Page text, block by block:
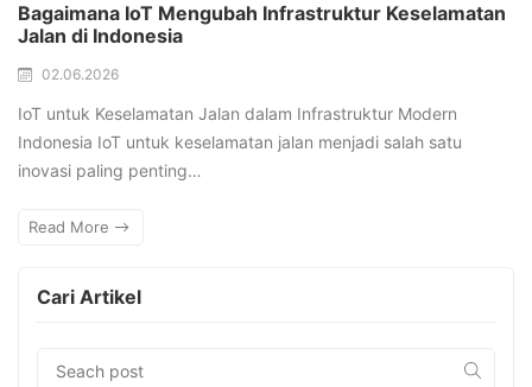
Bagaimana IoT Mengubah Infrastruktur Keselamatan
Jalan di Indonesia
02.06.2026
IoT untuk Keselamatan Jalan dalam Infrastruktur Modern
Indonesia IoT untuk keselamatan jalan menjadi salah satu
inovasi paling penting…
Read More
Cari Artikel